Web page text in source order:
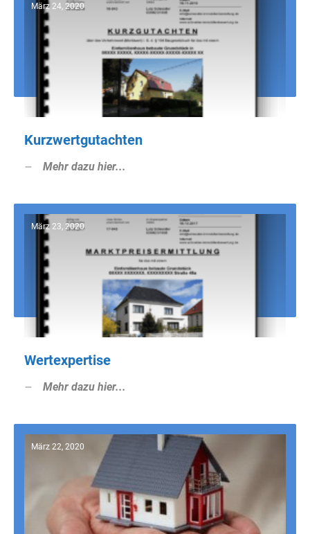
März 24, 2020
Kurzwertgutachten
Mehr dazu hier...
März 23, 2020
Wertexpertise
Mehr dazu hier...
März 22, 2020